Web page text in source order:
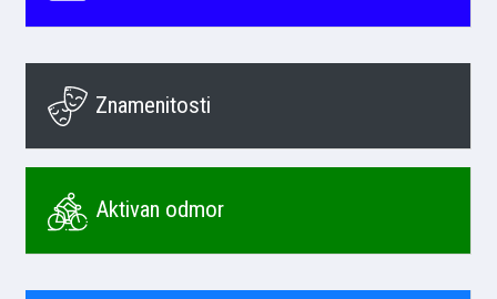
Znamenitosti
Aktivan odmor